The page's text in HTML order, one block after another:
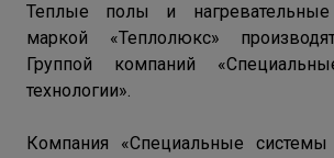
Теплые полы и
маркой «Теплолюкс»
Группой компаний
технологии».
Компания «Специальные системы